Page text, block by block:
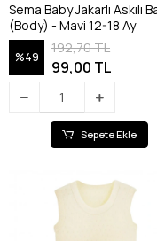
Sema Baby Jakarlı Askılı
(Body) - Mavi 12-18 Ay
%49
192,70 TL
99,00 TL
Sepete Ekle